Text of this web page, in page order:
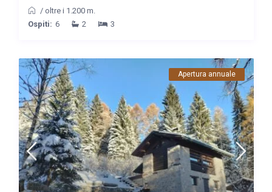
/ oltre i 1.200 m.
Ospiti: 6 2 3
Apertura annuale